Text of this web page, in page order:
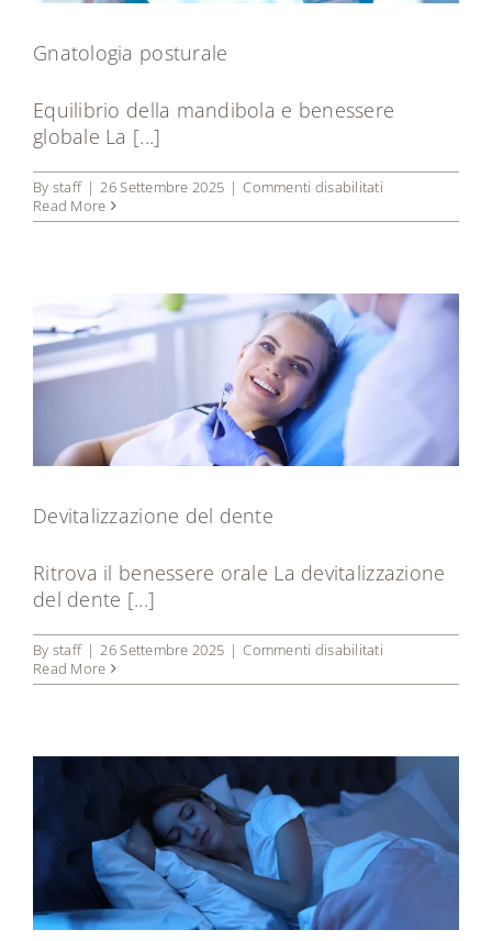
Gnatologia posturale
Equilibrio della mandibola e benessere
globale La [...]
By staff | 26 Settembre 2025 | Commenti disabilitati
posturale
Read More
Devitalizzazione del dente
Ritrova il benessere orale La devitalizzazione
del dente [...]
By staff | 26 Settembre 2025 | Commenti disabilitati
del
Read More